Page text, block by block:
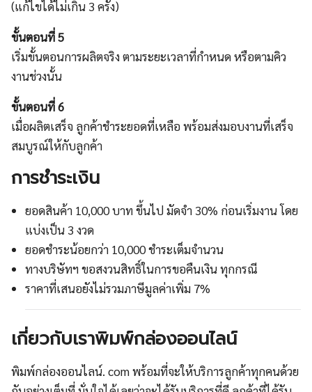
(แก้ไขได้ไม่เกิน 3 ครั้ง)
ขั้นตอนที่ 5
เริ่มขั้นตอนการผลิตจริง ตามระยะเวลาที่กำหนด หรือตามคิว
งานช่วงนั้น
ขั้นตอนที่ 6
เมื่อผลิตเสร็จ ลูกค้าชำระยอดที่เหลือ พร้อมส่งมอบงานที่เสร็จ
สมบูรณ์ให้กับลูกค้า
การชำระเงิน
ยอดสินค้า 10,000 บาท ขึ้นไป มัดจำ 30% ก่อนเริ่มงาน โดย
แบ่งเป็น 3 งวด
ยอดชำระน้อยกว่า 10,000 ชำระเต็มจำนวน
ทางบริษัทฯ ขอสงวนสิทธิ์ในการขอคืนเงิน ทุกกรณี
ราคาที่เสนอยังไม่รวมภาษีมูลค่าเพิ่ม 7%
เกี่ยวกับเราพิมพ์กล่องออนไลน์
พิมพ์กล่องออนไลน์. comพร้อมที่จะให้บริการลูกค้าทุกคนด้วย